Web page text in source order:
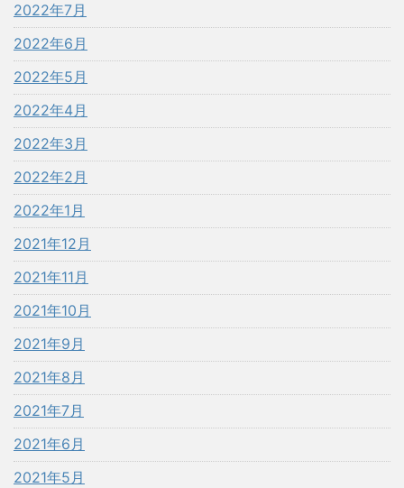
2022年7月
2022年6月
2022年5月
2022年4月
2022年3月
2022年2月
2022年1月
2021年12月
2021年11月
2021年10月
2021年9月
2021年8月
2021年7月
2021年6月
2021年5月